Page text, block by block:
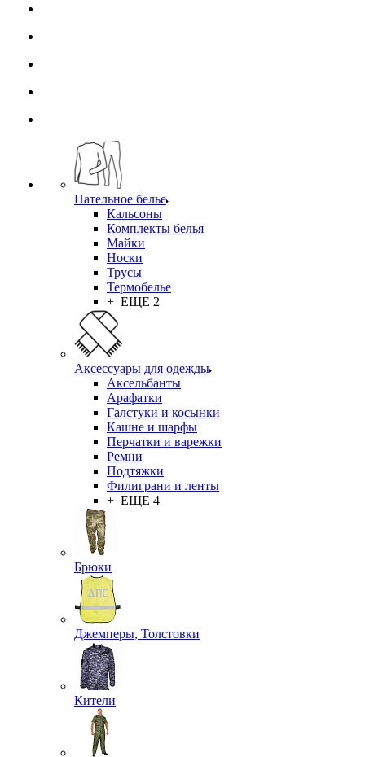
Нательное белье
Кальсоны
Комплекты белья
Майки
Носки
Трусы
Термобелье
+ ЕЩЕ 2
Аксессуары для одежды
Аксельбанты
Арафатки
Галстуки и косынки
Кашне и шарфы
Перчатки и варежки
Ремни
Подтяжки
Филиграни и ленты
+ ЕЩЕ 4
Брюки
Джемперы, Толстовки
Кители